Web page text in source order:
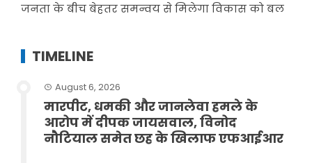
जनता के बीच बेहतर समन्वय से मिलेगा विकास को बल
TIMELINE
August 6, 2026
मारपीट, धमकी और जानलेवा हमले के
आरोप में दीपक जायसवाल, विनोद
नौटियाल समेत छह के खिलाफ एफआईआर